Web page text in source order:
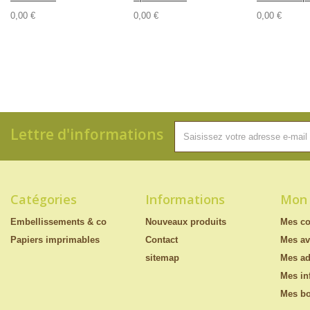
0,00 €
0,00 €
0,00 €
Lettre d'informations
Catégories
Embellissements & co
Papiers imprimables
Informations
Nouveaux produits
Contact
sitemap
Mes
Mes
Mes
Mes
Mes